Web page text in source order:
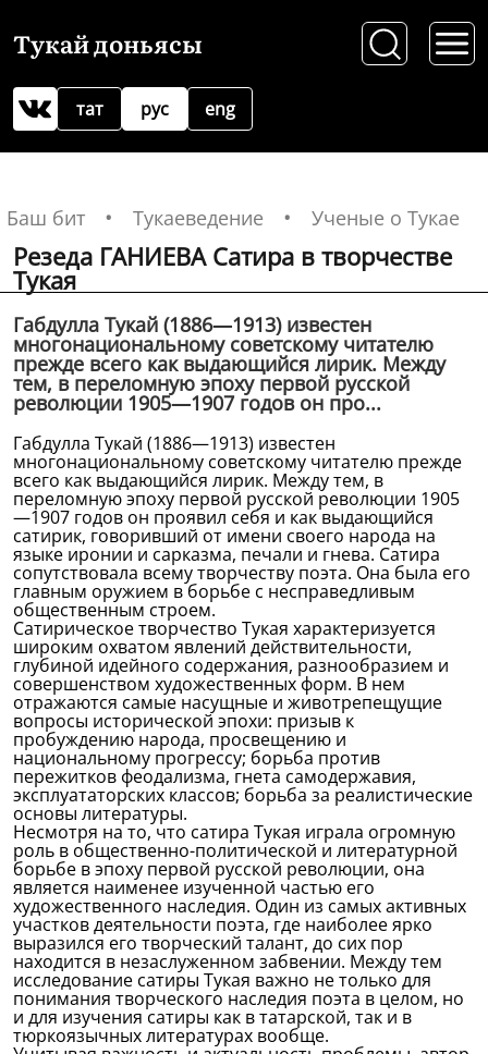
Тукай доньясы
рус
тат eng
Баш бит Тукаеведение Ученые о Тукае
Резеда ГАНИЕВА Сатира в творчестве
Тукая
Габдулла Тукай (1886—1913) известен
многонациональному советскому читателю
прежде всего как выдающийся лирик. Между
тем, в переломную эпоху первой русской
революции 1905—1907 годов он про...
Габдулла Тукай (1886—1913) известен
многонациональному советскому читателю прежде
всего как выдающийся лирик. Между тем, в
переломную эпоху первой русской революции 1905
—1907 годов он проявил себя и как выдающийся
сатирик, говоривший от имени своего народа на
языке иронии и сарказма, печали и гнева. Сатира
сопутствовала всему творчеству поэта. Она была его
главным оружием в борьбе с несправедливым
общественным строем.
Сатирическое творчество Тукая характеризуется
широким охватом явлений действительности,
глубиной идейного содержания, разнообразием и
совершенством художественных форм. В нем
отражаются самые насущные и животрепещущие
вопросы исторической эпохи: призыв к
пробуждению народа, просвещению и
национальному прогрессу; борьба против
пережитков феодализма, гнета самодержавия,
эксплуататорских классов; борьба за реалистические
основы литературы.
Несмотря на то, что сатира Тукая играла огромную
роль в общественно-политической и литературной
борьбе в эпоху первой русской революции, она
является наименее изученной частью его
художественного наследия. Один из самых активных
участков деятельности поэта, где наиболее ярко
выразился его творческий талант, до сих пор
находится в незаслуженном забвении. Между тем
исследование сатиры Тукая важно не только для
понимания творческого наследия поэта в целом, но
и для изучения сатиры как в татарской, так и в
тюркоязычных литературах вообще.